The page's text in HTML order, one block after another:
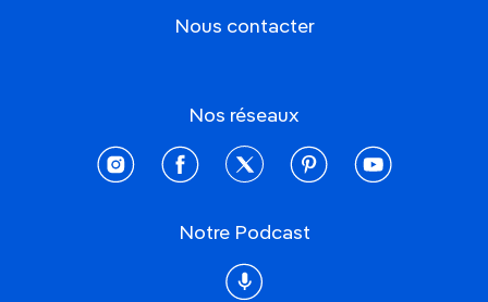
Nous contacter
Nos réseaux
instagramfacebooktwitter pinterestyoutube
Notre Podcast
Podcast